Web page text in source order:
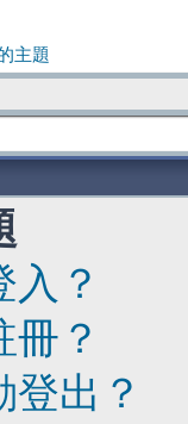
主題
？
？
出？